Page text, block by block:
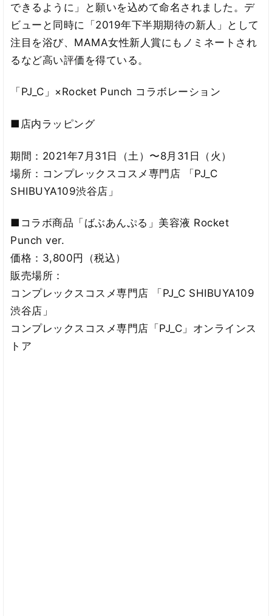
できるように」と願いを込めて命名されました。デ
ビューと同時に「2019年下半期期待の新人」として
注目を浴び、MAMA女性新人賞にもノミネートされ
るなど高い評価を得ている。
「PJ_C」×Rocket Punch コラボレーション
■店内ラッピング
期間：2021年7月31日（土）〜8月31日（火）
場所：コンプレックスコスメ専門店 「PJ_C
SHIBUYA109渋谷店」
■コラボ商品「ばぶあんぷる」美容液 Rocket
Punch ver.
価格：3,800円（税込）
販売場所：
コンプレックスコスメ専門店 「PJ_C SHIBUYA109
渋谷店」
コンプレックスコスメ専門店「PJ_C」オンラインス
トア